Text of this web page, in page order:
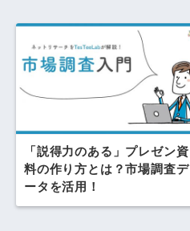
「説得力のある」プレゼン資
料の作り方とは？市場調査デ
ータを活用！